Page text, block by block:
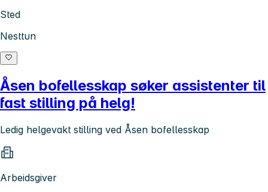
Sted
Nesttun
Åsen bofellesskap søker assistenter til
fast stilling på helg!
Ledig helgevakt stilling ved Åsen bofellesskap
Arbeidsgiver